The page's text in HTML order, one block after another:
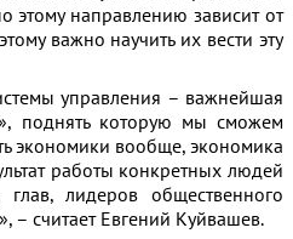
этому направлению зависит от
важно научить их вести эту
управления – важнейшая
поднять которую мы сможем
экономики вообще, экономика
работы конкретных людей
лидеров общественного
– считает Евгений Куйвашев.